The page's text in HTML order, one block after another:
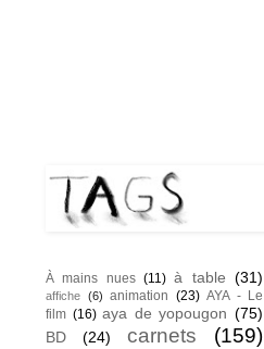
À mains nues (11) à table (31)
affiche (6) animation (23) AYA - Le
film (16) aya de yopougon (75)
BD
(24) carnets (159)